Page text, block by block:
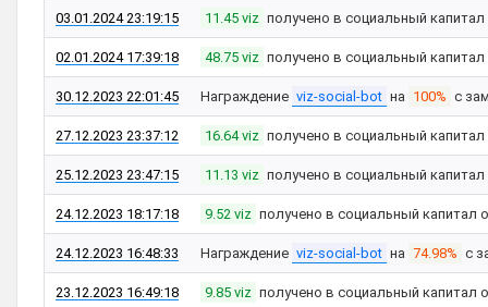
03.01.2024 23:19:15 11.45 viz получено в социальный
02.01.2024 17:39:18 48.75 viz получено в социальный
30.12.2023 22:01:45 Награждение viz-social-bot на 100% с
27.12.2023 23:37:12 16.64 viz получено в социальный
25.12.2023 23:47:15 11.13 viz получено в социальный
24.12.2023 18:17:18 9.52 viz получено в социальный капитал
24.12.2023 16:48:33 Награждение viz-social-bot на 74.98% с
23.12.2023 16:49:18 9.85 viz получено в социальный капитал